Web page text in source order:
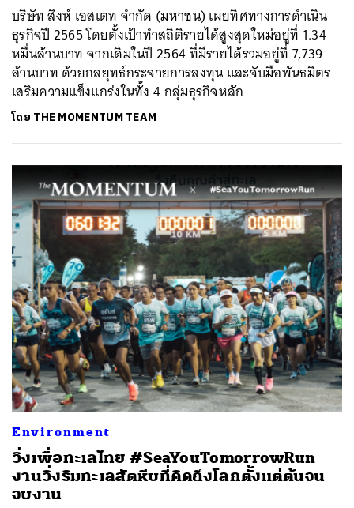
บริษัท สิงห์ เอสเตท จำกัด (มหาชน) เผยทิศทางการดำเนิน
ธุรกิจปี 2565 โดยตั้งเป้าทำสถิติรายได้สูงสุดใหม่อยู่ที่ 1.34
หมื่นล้านบาท จากเดิมในปี 2564 ที่มีรายได้รวมอยู่ที่ 7,739
ล้านบาท ด้วยกลยุทธ์กระจายการลงทุน และจับมือพันธมิตร
เสริมความแข็งแกร่งในทั้ง 4 กลุ่มธุรกิจหลัก
โดย THE MOMENTUM TEAM
Environment
วิ่งเพื่อทะเลไทย #SeaYouTomorrowRun
งานวิ่งริมทะเลสัตหีบที่คิดถึงโลกตั้งแต่ต้นจน
จบงาน